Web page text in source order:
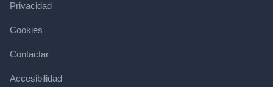
Privacidad
Cookies
Contactar
Accesibilidad